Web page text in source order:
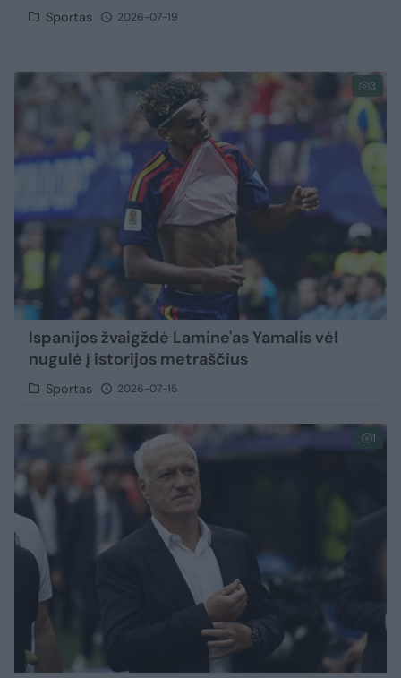
Sportas 2026-07-19
3
Ispanijos žvaigždė Lamine'as Yamalis vėl
nugulė į istorijos metraščius
Sportas 2026-07-15
1